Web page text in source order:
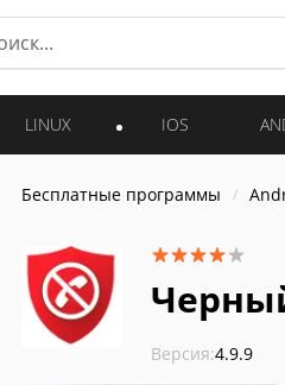
LINUX IOS
Бесплатные программы
Версия:4.9.9